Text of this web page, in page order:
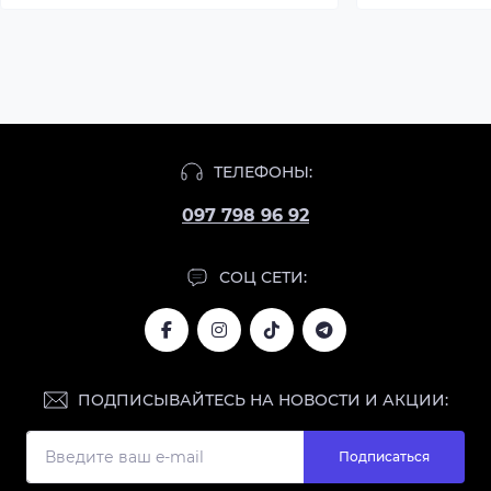
ТЕЛЕФОНЫ:
097 798 96 92
СОЦ СЕТИ:
ПОДПИСЫВАЙТЕСЬ НА НОВОСТИ И АКЦИИ:
Подписаться